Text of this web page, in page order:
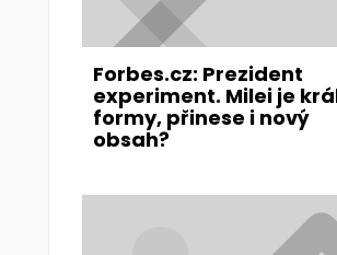
Forbes.cz: Prezident
experiment. Milei je
formy, přinese i nový
obsah?